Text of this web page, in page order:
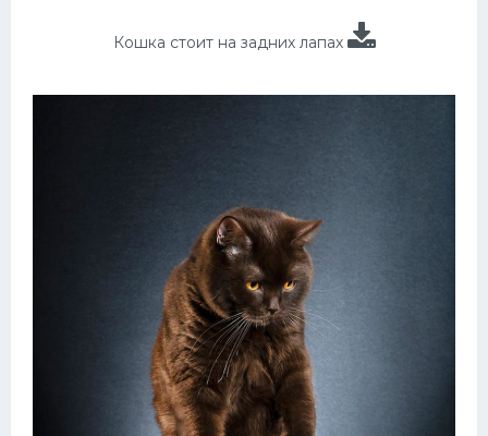
Кошка стоит на задних лапах